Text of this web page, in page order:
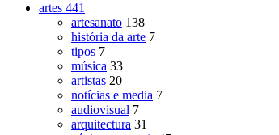
artes 441
artesanato 138
história da arte 7
tipos 7
música 33
artistas 20
notícias e media 7
audiovisual 7
arquitectura 31